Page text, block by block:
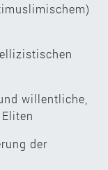
willentliche,
der